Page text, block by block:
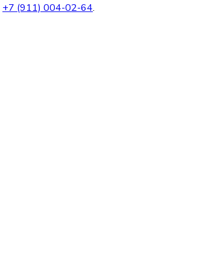
+7 (911) 004-02-64.